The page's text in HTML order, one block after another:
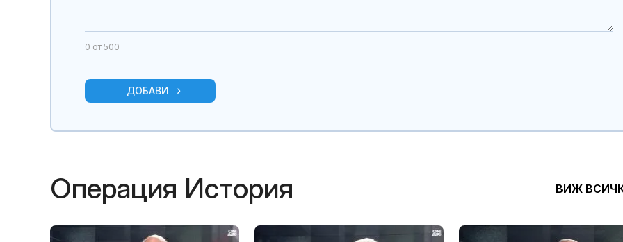
0 от 500
ДОБАВИ
Операция История ВИЖ